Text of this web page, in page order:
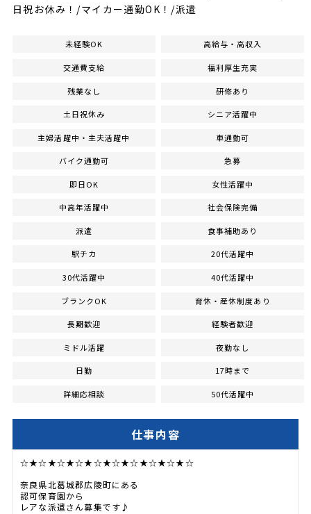
日祝お休み！/マイカー通勤OK！/派遣
未経験OK 高給与・高収入
交通費支給 福利厚生充実
残業なし 研修あり
土日祝休み シニア活躍中
主婦活躍中・主夫活躍中 車通勤可
バイク通勤可 急募
即日OK 女性活躍中
中高年活躍中 社会保険完備
派遣 食事補助あり
駅チカ 20代活躍中
30代活躍中 40代活躍中
ブランクOK 育休・産休制度あり
長期歓迎 経験者歓迎
ミドル活躍 夜勤なし
日勤 17時まで
詳細応相談 50代活躍中
仕事内容
☆★☆★☆★☆★☆★☆★☆★☆★☆★☆
奈良県北葛城郡広陵町にある
認可保育園から
レアな派遣さん募集です♪